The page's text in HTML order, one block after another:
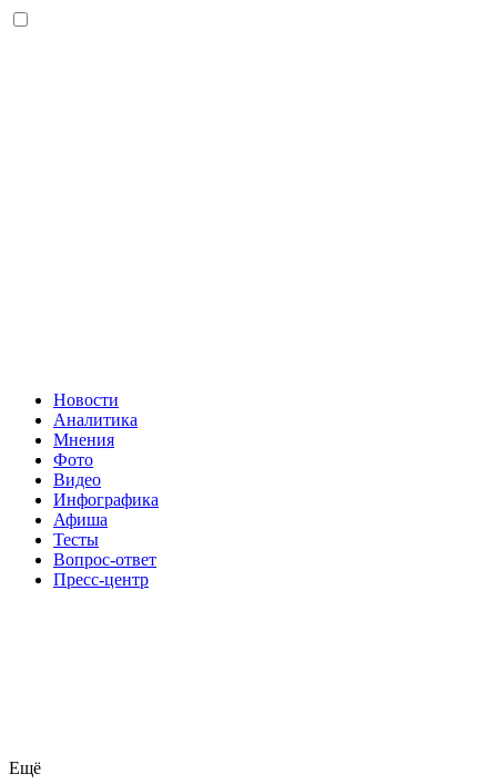
Новости
Аналитика
Мнения
Фото
Видео
Инфографика
Афиша
Тесты
Вопрос-ответ
Пресс-центр
Ещё